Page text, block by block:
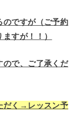
のですが（ご予約
すが！！）
ので、ご了承くだ
だく→レッスン予